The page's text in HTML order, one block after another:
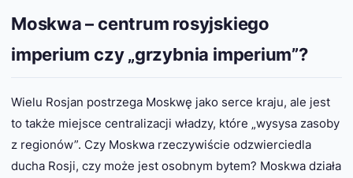
Moskwa – centrum rosyjskiego
imperium czy „grzybnia imperium”?
Wielu Rosjan postrzega Moskwę jako serce kraju, ale jest
to także miejsce centralizacji władzy, które „wysysa zasoby
z regionów”. Czy Moskwa rzeczywiście odzwierciedla
ducha Rosji, czy może jest osobnym bytem? Moskwa działa